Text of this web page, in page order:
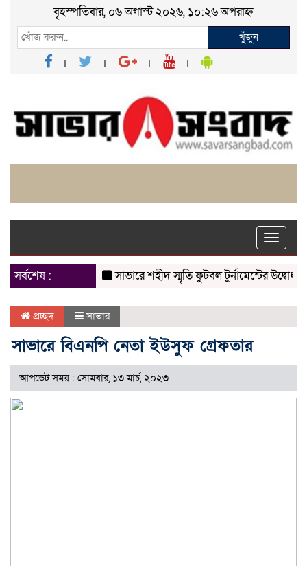
বৃহস্পতিবার, ০৬ অগাস্ট ২০২৬, ১০:২৬ অপরাহ্ন
খুঁজুন
Toggle
সর্বশেষ :
সাভারে শহীদ স্মৃতি ফুটবল টুর্নামেন্টের উদ্বোধন
প্রচ্ছদ সাভার
সাভারে বিএনপি নেতা ইউসুফ গ্রেফতার
আপডেট সময় : সোমবার, ১৩ মার্চ, ২০২৩